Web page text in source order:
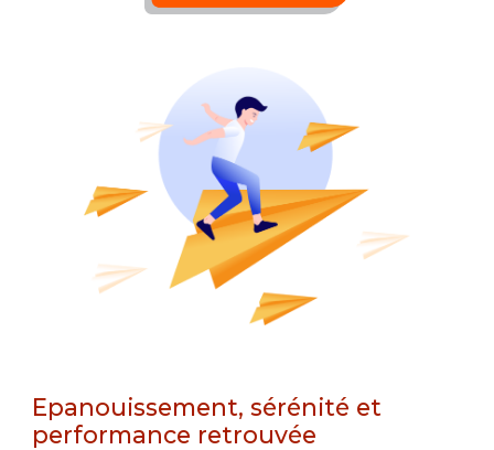
Epanouissement, sérénité et
performance retrouvée